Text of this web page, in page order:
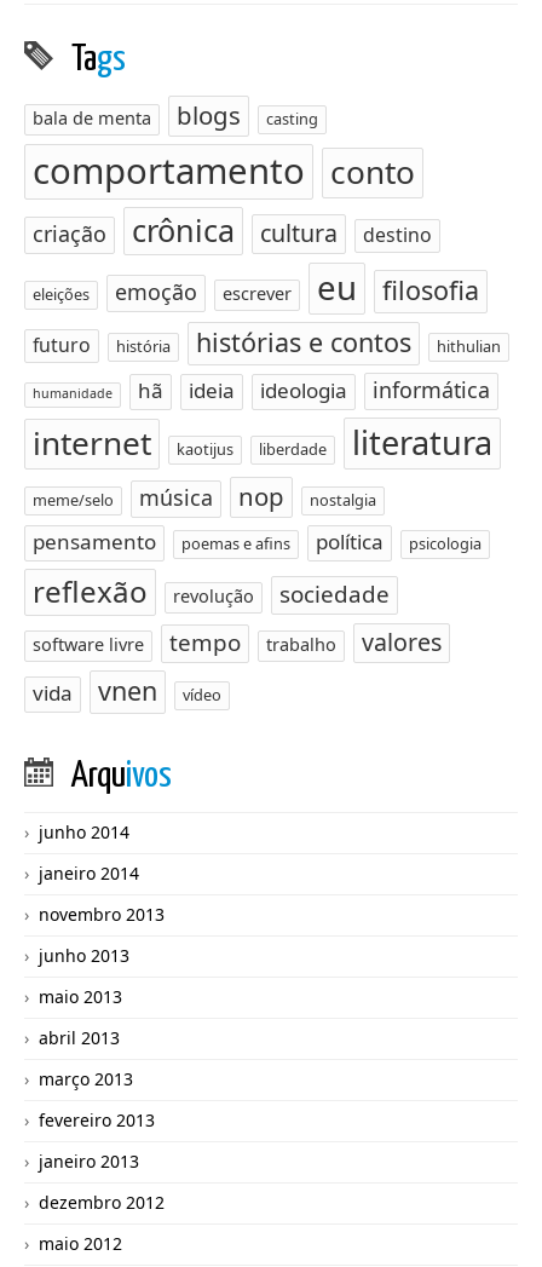
Tags
bala de menta blogs casting
comportamento conto
criação crônica cultura destino
eleições emoção escrever eu filosofia
futuro história histórias e contos hithulian
humanidade hã ideia ideologia informática
internet kaotijus liberdade literatura
meme/selo música nop nostalgia
pensamento poemas e afins política psicologia
reflexão revolução sociedade
software livre tempo trabalho valores
vida vnen vídeo
Arquivos
junho 2014
janeiro 2014
novembro 2013
junho 2013
maio 2013
abril 2013
março 2013
fevereiro 2013
janeiro 2013
dezembro 2012
maio 2012